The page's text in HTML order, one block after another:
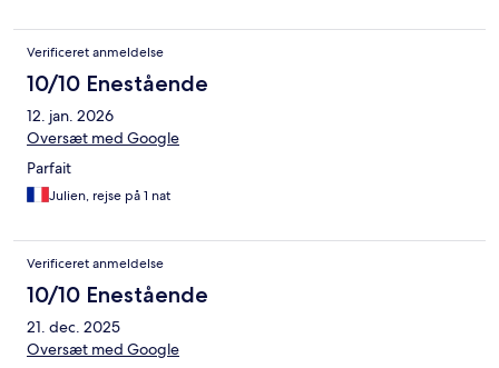
Verificeret anmeldelse
10/10 Enestående
12. jan. 2026
Oversæt med Google
Parfait
Julien, rejse på 1 nat
Verificeret anmeldelse
10/10 Enestående
21. dec. 2025
Oversæt med Google